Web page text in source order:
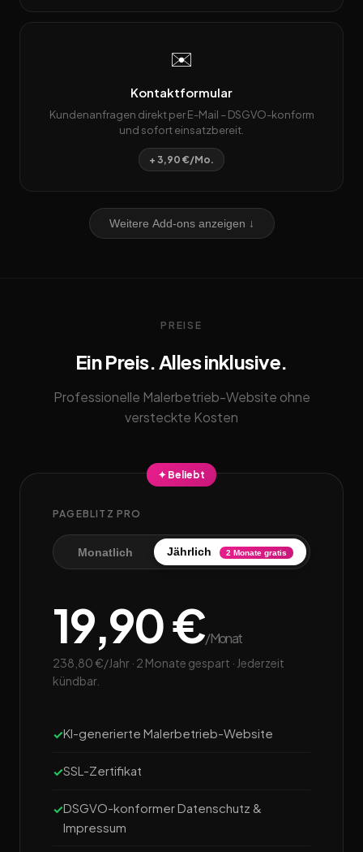
✉️
Kontaktformular
Kundenanfragen direkt per E-Mail – DSGVO-konform
und sofort einsatzbereit.
+ 3,90 €/Mo.
Weitere Add-ons anzeigen ↓
PREISE
Ein Preis. Alles inklusive.
Professionelle Malerbetrieb-Website ohne
versteckte Kosten
✦ Beliebt
PAGEBLITZ PRO
Monatlich Jährlich 2 Monate gratis
19,90 €/Monat
238,80 €/Jahr · 2 Monate gespart · Jederzeit
kündbar.
KI-generierte Malerbetrieb-Website
SSL-Zertifikat
DSGVO-konformer Datenschutz &
Impressum